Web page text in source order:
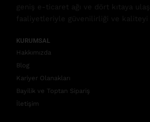
geniş e-ticaret ağı ve dört kıtaya
faaliyetleriyle güvenilirliği ve kaliteyi
KURUMSAL
Hakkımızda
Blog
Kariyer Olanakları
Bayilik ve Toptan Sipariş
İletişim